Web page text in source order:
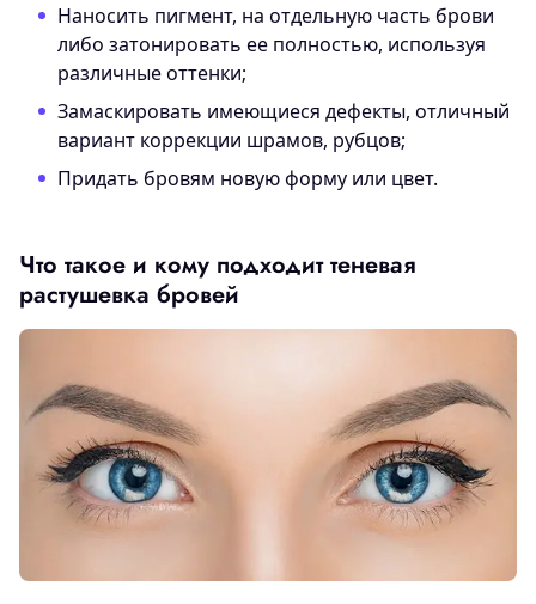
Наносить пигмент, на отдельную часть брови
либо затонировать ее полностью, используя
различные оттенки;
Замаскировать имеющиеся дефекты, отличный
вариант коррекции шрамов, рубцов;
Придать бровям новую форму или цвет.
Что такое и кому подходит теневая
растушевка бровей